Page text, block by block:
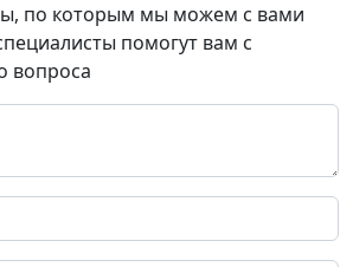
по которым мы можем с вами
помогут вам с
вопроса